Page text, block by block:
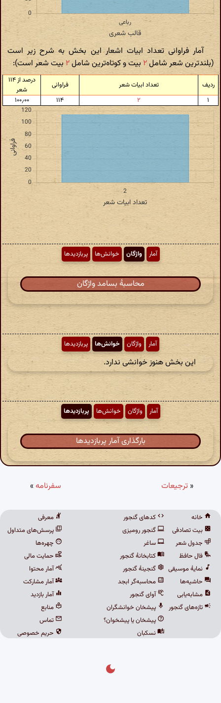
آمار فراوانی تعداد ابیات اشعار این بخش به شرح زیر است
(بلندترین شعر شامل۲ بیت و کوتاه‌ترین شامل۲ بیت شعر است):
ردیف تعداد ابیات شعر فراوانی
درصد از ۱۱۴
شعر
۱
۲ ۱۱۴ ۱۰۰٫۰۰
آمار واژگان خوانش‌ها پربازدیدها
محاسبهٔ بسامد واژگان
آمار واژگان خوانش‌ها پربازدیدها
این بخش هنوز خوانشی ندارد.
آمار واژگان خوانش‌ها پربازدیدها
بارگذاری آمار پربازدیدها
سفرنامه » « ترجیعات
خانه
بیت تصادفی
جدول شعر
فال حافظ
نمایهٔ موسیقی
حاشیه‌ها
مشابه‌یابی
تازه‌های گنجور
کدهای گنجور
گنجور رومیزی
ساغر
کتابخانهٔ گنجور
گنجینهٔ گنجور
محاسبه‌گر ابجد
آوای گنجور
پیشخان خوانشگران
پیشخان یا پیشخوان؟
نسکبان
معرفی
پرسش‌های متداول
چهره‌ها
حمایت مالی
آمار محتوا
آمار مشارکت
آمار بازدید
منابع
تماس
حریم خصوصی